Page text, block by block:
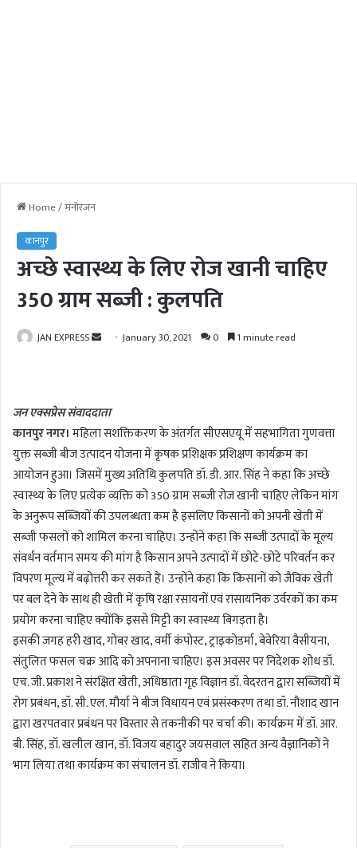
Home/मनोरंजन
कानपुर
अच्छे स्वास्थ्य के लिए रोज खानी चाहिए
350 ग्राम सब्जी : कुलपति
JAN EXPRESS
a
n
e
m
a
i
l
January 30, 2021 0 1 minute read
जन एक्सप्रेस संवाददाता
कानपुर नगर। महिला सशक्तिकरण के अंतर्गत सीएसएयू में सहभागिता गुणवत्ता
युक्त सब्जी बीज उत्पादन योजना में कृषक प्रशिक्षक प्रशिक्षण कार्यक्रम का
आयोजन हुआ। जिसमें मुख्य अतिथि कुलपति डॉ. डी. आर. सिंह ने कहा कि अच्छे
स्वास्थ्य के लिए प्रत्येक व्यक्ति को 350 ग्राम सब्जी रोज खानी चाहिए लेकिन मांग
के अनुरूप सब्जियों की उपलब्धता कम है इसलिए किसानों को अपनी खेती में
सब्जी फसलों को शामिल करना चाहिए। उन्होंने कहा कि सब्जी उत्पादों के मूल्य
संवर्धन वर्तमान समय की मांग है किसान अपने उत्पादों में छोटे-छोटे परिवर्तन कर
विपरण मूल्य में बढ़ोत्तरी कर सकते हैं। उन्होंने कहा कि किसानों को जैविक खेती
पर बल देने के साथ ही खेती में कृषि रक्षा रसायनों एवं रासायनिक उर्वरकों का कम
प्रयोग करना चाहिए क्योंकि इससे मिट्टी का स्वास्थ्य बिगड़ता है।
इसकी जगह हरी खाद, गोबर खाद, वर्मी कंपोस्ट, ट्राइकोडर्मा, बेवेरिया वैसीयना,
संतुलित फसल चक्र आदि को अपनाना चाहिए। इस अवसर पर निदेशक शोध डॉ.
एच. जी. प्रकाश ने संरक्षित खेती, अधिष्ठाता गृह विज्ञान डॉ. वेदरतन द्वारा सब्जियों में
रोग प्रबंधन, डॉ. सी. एल. मौर्या ने बीज विधायन एवं प्रसंस्करण तथा डॉ. नौशाद खान
द्वारा खरपतवार प्रबंधन पर विस्तार से तकनीकी पर चर्चा की। कार्यक्रम में डॉ. आर.
बी. सिंह, डॉ. खलील खान, डॉ. विजय बहादुर जयसवाल सहित अन्य वैज्ञानिकों ने
भाग लिया तथा कार्यक्रम का संचालन डॉ. राजीव ने किया।